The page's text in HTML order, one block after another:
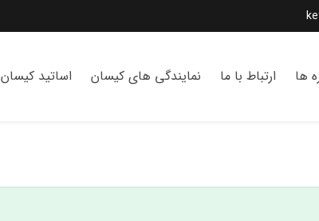
ها ارتباط با ما نمایندگی های کیسان اساتید کیسان